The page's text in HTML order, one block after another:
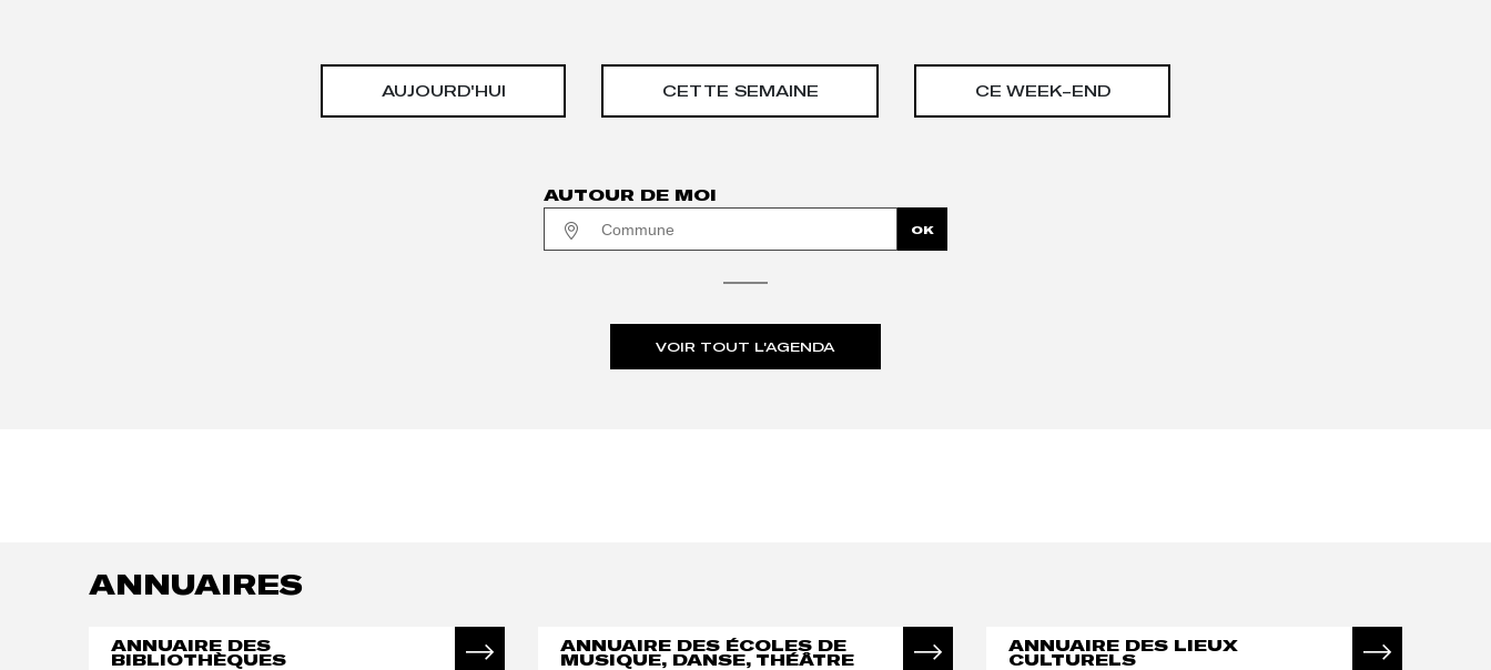
AUJOURD'HUI CETTE SEMAINE CE WEEK-END
AUTOUR DE MOI
VOIR TOUT L'AGENDA
ANNUAIRES
ANNUAIRE DES
BIBLIOTHÈQUES
ANNUAIRE DES ÉCOLES DE
MUSIQUE, DANSE, THÉÂTRE
ANNUAIRE DES LIEUX
CULTURELS